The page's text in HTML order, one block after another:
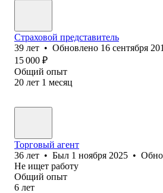
Страховой представитель
39 лет • Обновлено 16 сентября
15 000 ₽
Общий опыт
20 лет 1 месяц
Торговый агент
36 лет • Был 1 ноября 2025 •
Не ищет работу
Общий опыт
6 лет